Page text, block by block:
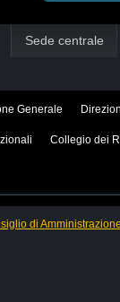
Sede centrale
Generale
Collegio dei
di